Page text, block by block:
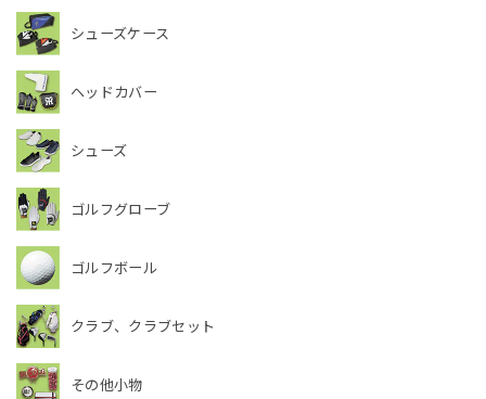
シューズケース
ヘッドカバー
シューズ
ゴルフグローブ
ゴルフボール
クラブ、クラブセット
その他小物